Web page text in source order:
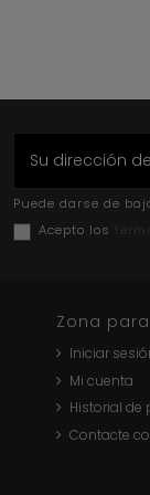
Puede darse de
Acepto los
Zona
Iniciar
Mi cuenta
Historial de
Contacte